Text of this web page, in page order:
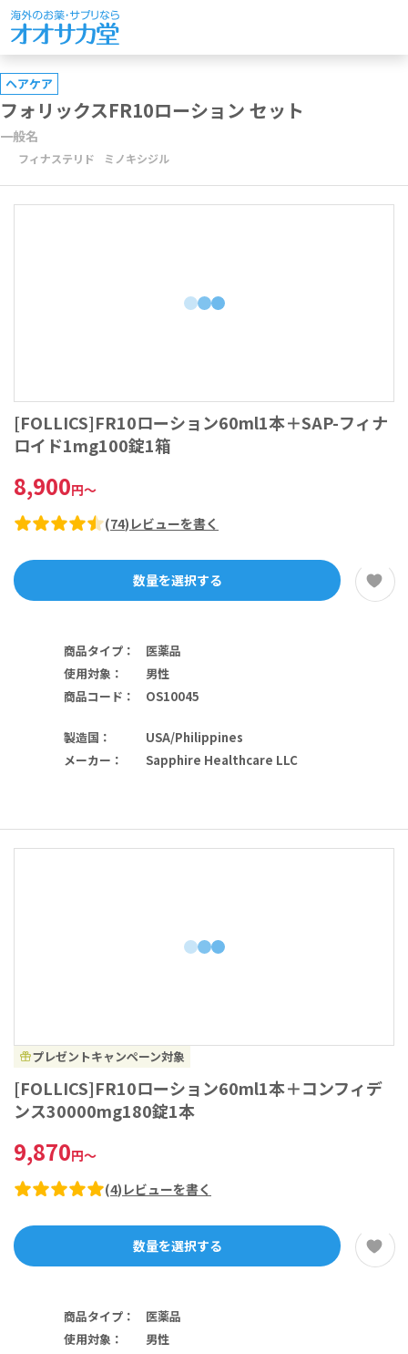
ヘアケア
フォリックスFR10ローション セット
一般名
フィナステリド ミノキシジル
[FOLLICS]FR10ローション60ml1本＋SAP-フィナ
ロイド1mg100錠1箱
8,900円～
(74) レビューを書く
数量を選択する
商品タイプ ：
医薬品
使用対象 ：
男性
商品コード ： OS10045
製造国 ：
USA/Philippines
メーカー ： Sapphire Healthcare LLC
プレゼントキャンペーン対象
[FOLLICS]FR10ローション60ml1本＋コンフィデ
ンス30000mg180錠1本
9,870円～
(4) レビューを書く
数量を選択する
商品タイプ ：
医薬品
使用対象 ：
男性